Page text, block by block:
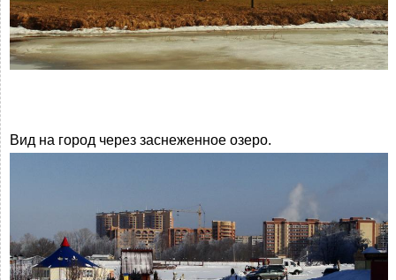
Вид на город через заснеженное озеро.